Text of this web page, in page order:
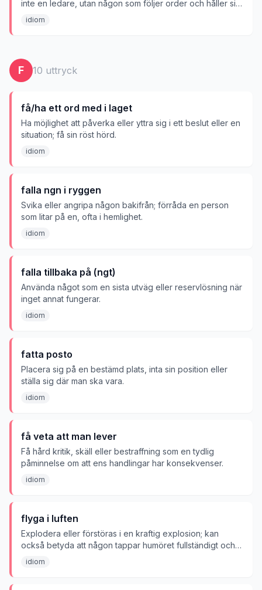
inte en ledare, utan någon som följer order och håller sig
på sin plats.
idiom
F 10 uttryck
få/ha ett ord med i laget
Ha möjlighet att påverka eller yttra sig i ett beslut eller en
situation; få sin röst hörd.
idiom
falla ngn i ryggen
Svika eller angripa någon bakifrån; förråda en person
som litar på en, ofta i hemlighet.
idiom
falla tillbaka på (ngt)
Använda något som en sista utväg eller reservlösning när
inget annat fungerar.
idiom
fatta posto
Placera sig på en bestämd plats, inta sin position eller
ställa sig där man ska vara.
idiom
få veta att man lever
Få hård kritik, skäll eller bestraffning som en tydlig
påminnelse om att ens handlingar har konsekvenser.
idiom
flyga i luften
Explodera eller förstöras i en kraftig explosion; kan
också betyda att någon tappar humöret fullständigt och
reagerar mycket häftigt.
idiom